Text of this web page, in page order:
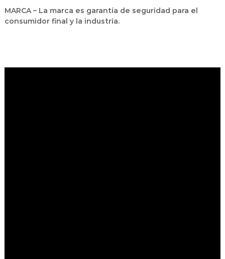
MARCA – La marca es garantía de seguridad para el
consumidor final y la industria.